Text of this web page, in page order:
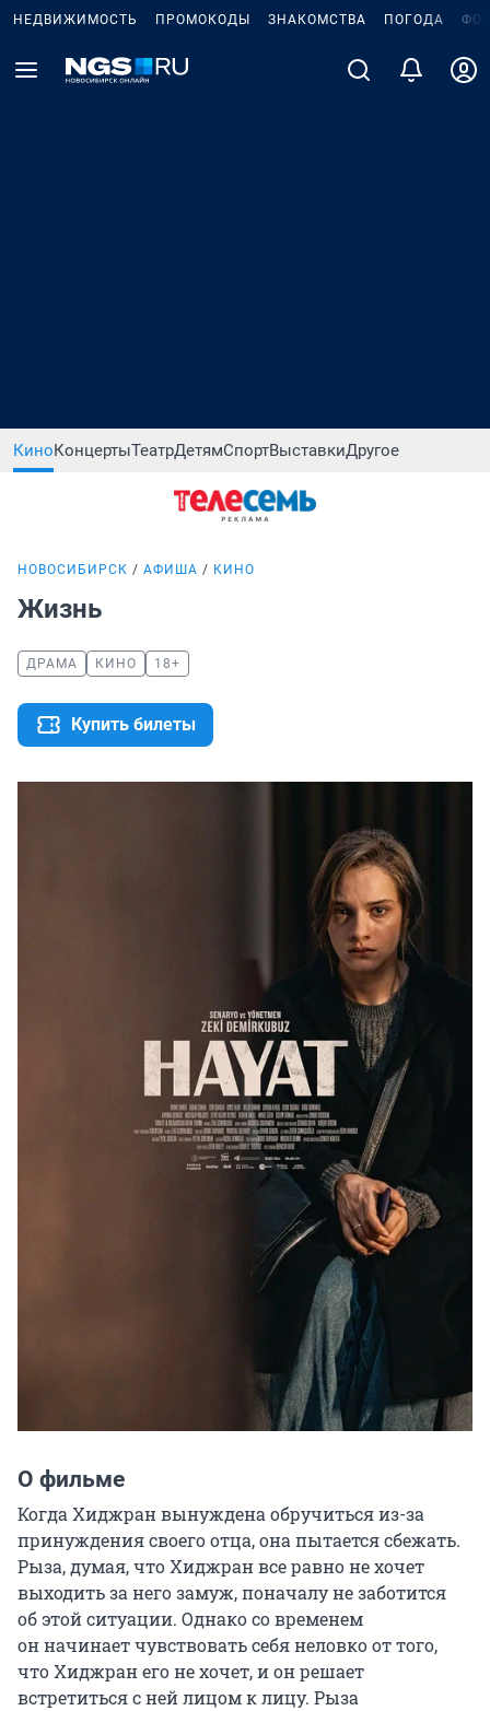
НЕДВИЖИМОСТЬ ПРОМОКОДЫ ЗНАКОМСТВА ПОГОДА
КиноКонцертыТеатрДетямСпортВыставкиДругое
НОВОСИБИРСК АФИША КИНО
Жизнь
ДРАМА КИНО 18+
Купить билеты
О фильме
Когда Хиджран вынуждена обручиться из-за
принуждения своего отца, она пытается сбежать.
Рыза, думая, что Хиджран все равно не хочет
выходить за него замуж, поначалу не заботится
об этой ситуации. Однако со временем
он начинает чувствовать себя неловко от того,
что Хиджран его не хочет, и он решает
встретиться с ней лицом к лицу. Рыза